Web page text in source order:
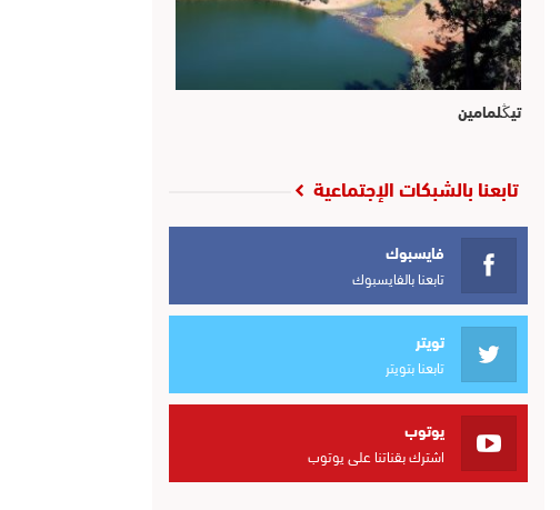
تيڭلمامين
تابعنا بالشبكات الإجتماعية
فايسبوك
تابعنا بالفايسبوك
تويتر
تابعنا بتويتر
يوتوب
اشترك بقناتنا على يوتوب